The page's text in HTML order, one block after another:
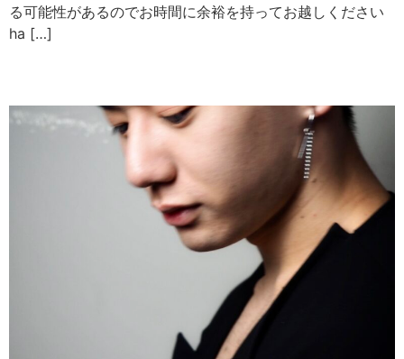
る可能性があるのでお時間に余裕を持ってお越しください
ha […]